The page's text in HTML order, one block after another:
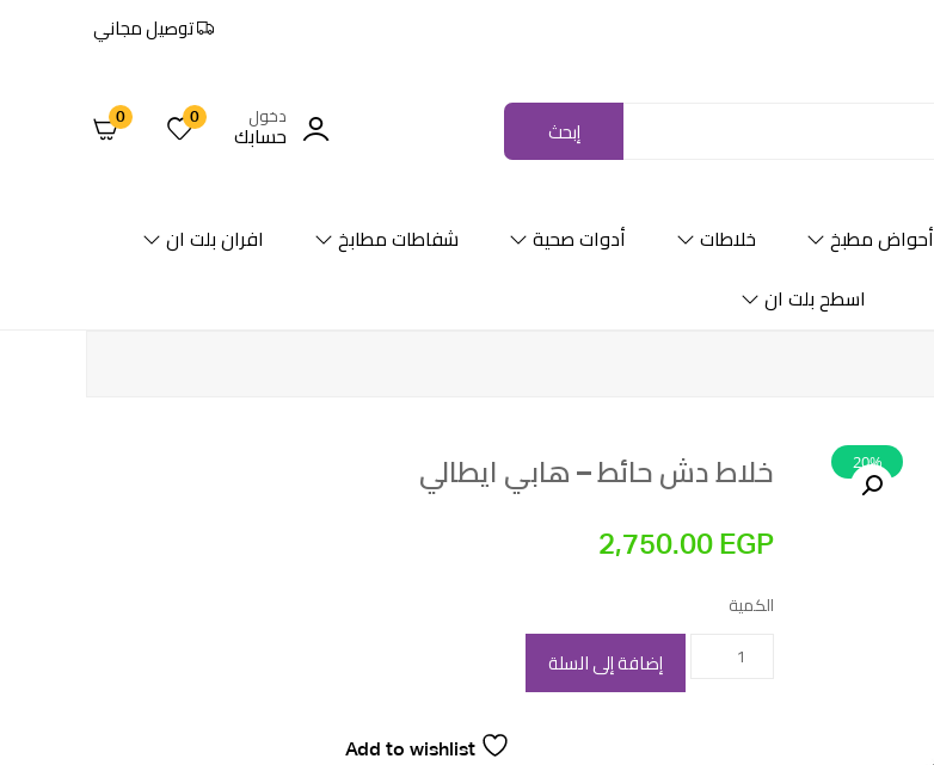
توصيل مجاني
دخول
حسابك
0
0 إبحث
أحواض مطبخ خلاطات أدوات صحية شفاطات مطابخ افران بلت ان
اسطح بلت ان
20% خلاط دش حائط – هابي ايطالي
2,750.00 EGP
الكمية
كمية
إضافة إلى السلة
Add to wishlist